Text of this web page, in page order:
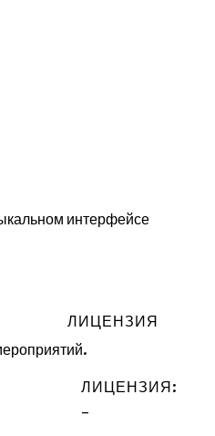
интерфейсе
ЛИЦЕНЗИЯ
ЛИЦЕНЗИЯ:
-